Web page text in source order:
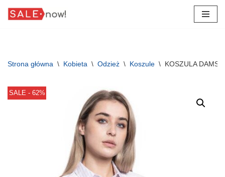
Strona główna \ Kobieta \ Odzież \ Koszule \ KOSZULA
SALE - 62%